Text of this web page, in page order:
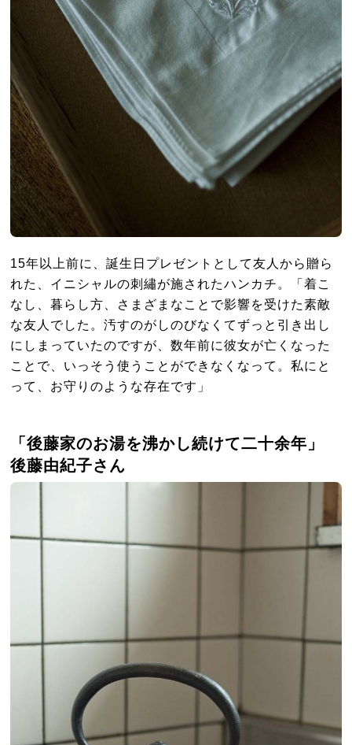
15年以上前に、誕生日プレゼントとして友人から贈ら
れた、イニシャルの刺繡が施されたハンカチ。「着こ
なし、暮らし方、さまざまなことで影響を受けた素敵
な友人でした。汚すのがしのびなくてずっと引き出し
にしまっていたのですが、数年前に彼女が亡くなった
ことで、いっそう使うことができなくなって。私にと
って、お守りのような存在です」
「後藤家のお湯を沸かし続けて二十余年」
後藤由紀子さん